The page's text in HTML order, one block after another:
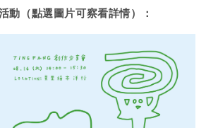
動（點選圖片可察看詳情）：